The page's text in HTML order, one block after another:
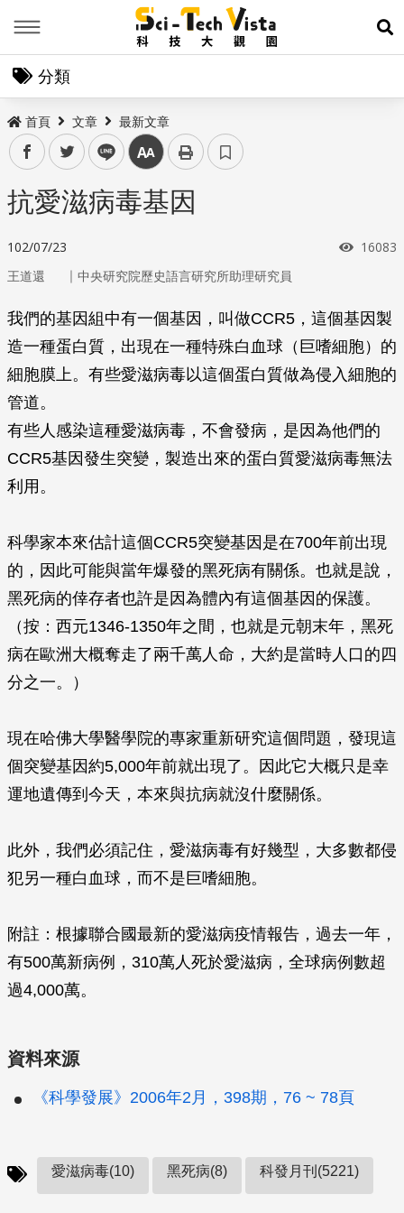
展
分類
首頁 文章 最新文章
facebooktwitter line 中
抗愛滋病毒基因
102/07/23 瀏覽次
16083
王道還 ｜ 中央研究院歷史語言研究所助理研究員
我們的基因組中有一個基因，叫做CCR5，這個基因製
造一種蛋白質，出現在一種特殊白血球（巨嗜細胞）的
細胞膜上。有些愛滋病毒以這個蛋白質做為侵入細胞的
管道。
有些人感染這種愛滋病毒，不會發病，是因為他們的
CCR5基因發生突變，製造出來的蛋白質愛滋病毒無法
利用。
科學家本來估計這個CCR5突變基因是在700年前出現
的，因此可能與當年爆發的黑死病有關係。也就是說，
黑死病的倖存者也許是因為體內有這個基因的保護。
（按：西元1346-1350年之間，也就是元朝末年，黑死
病在歐洲大概奪走了兩千萬人命，大約是當時人口的四
分之一。）
現在哈佛大學醫學院的專家重新研究這個問題，發現這
個突變基因約5,000年前就出現了。因此它大概只是幸
運地遺傳到今天，本來與抗病就沒什麼關係。
此外，我們必須記住，愛滋病毒有好幾型，大多數都侵
犯另一種白血球，而不是巨嗜細胞。
附註：根據聯合國最新的愛滋病疫情報告，過去一年，
有500萬新病例，310萬人死於愛滋病，全球病例數超
過4,000萬。
資料來源
《科學發展》2006年2月，398期，76 ~ 78頁
愛滋病毒(10) 黑死病(8) 科發月刊(5221)